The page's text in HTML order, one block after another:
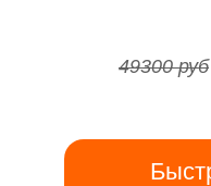
49300 руб